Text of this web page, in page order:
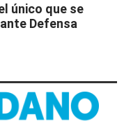
único que se
Defensa